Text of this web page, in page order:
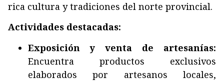
rica cultura y tradiciones del norte provincial.
Actividades destacadas:
Exposición y venta de artesanías:
Encuentra productos exclusivos
elaborados por artesanos locales,